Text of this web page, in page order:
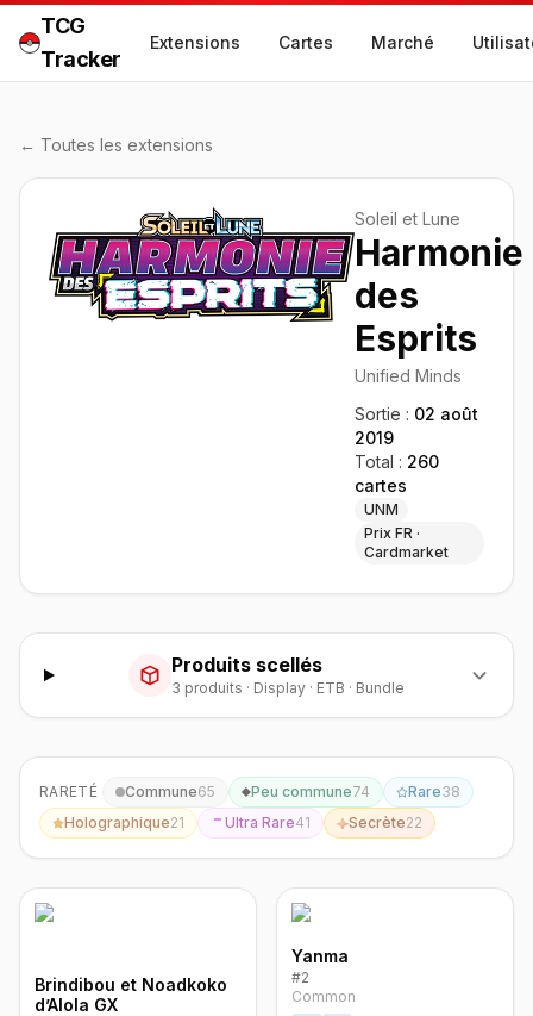
TCG
Tracker
Extensions Cartes Marché
← Toutes les extensions
Soleil et Lune
Harmonie
des
Esprits
Unified Minds
Sortie : 02 août
2019
Total : 260
cartes
UNM
Prix FR ·
Cardmarket
Produits scellés
3 produits · Display · ETB · Bundle
RARETÉ Commune65 Peu commune74 Rare38
Holographique21 Ultra Rare41 Secrète22
Brindibou et Noadkoko
d’Alola GX
Yanma
#2
Common